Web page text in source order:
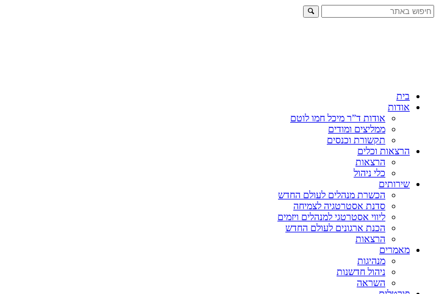
בית
אודות
אודות ד”ר מיכל חמו לוטם
ממליצים ומודים
תקשורת וכנסים
הרצאות וכלים
הרצאות
כלי ניהול
שירותים
הכשרת מנהלים לעולם החדש
סדנת אסטרטגיה לצמיחה
ליווי אסטרטגי למנהלים ויזמים
הכנת ארגונים לעולם החדש
הרצאות
מאמרים
מנהיגות
ניהול חדשנות
השראה